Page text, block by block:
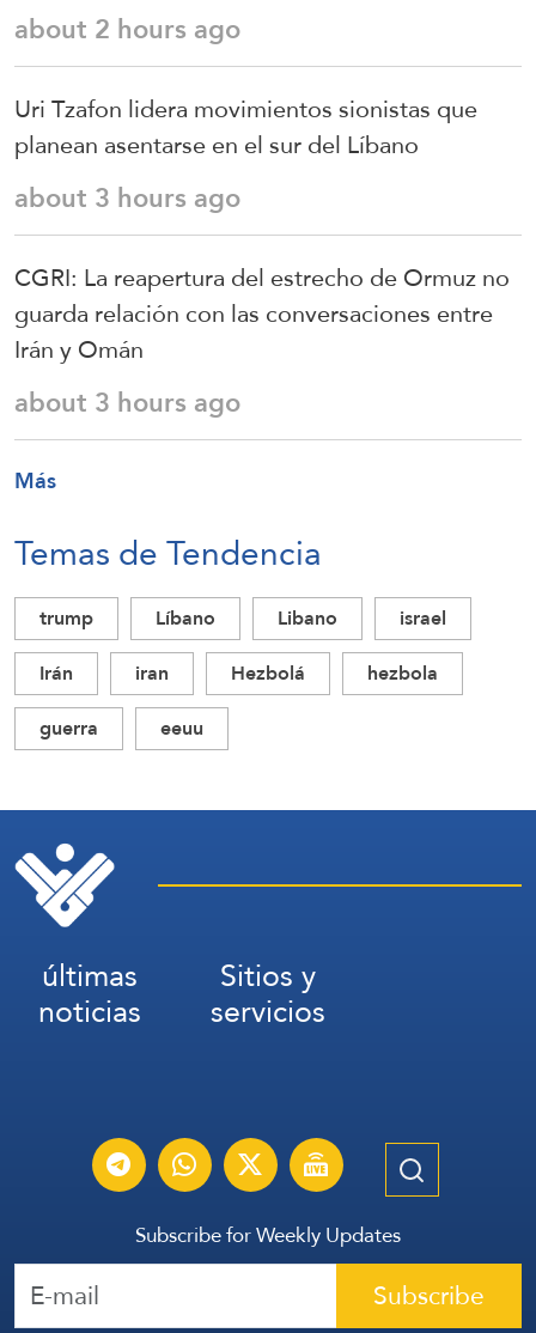
about 2 hours ago
Uri Tzafon lidera movimientos sionistas que
planean asentarse en el sur del Líbano
about 3 hours ago
CGRI: La reapertura del estrecho de Ormuz no
guarda relación con las conversaciones entre
Irán y Omán
about 3 hours ago
Más
Temas de Tendencia
trump Líbano Libano
israel
Irán
iran Hezbolá
hezbola
guerra
eeuu
últimas
noticias
Sitios y
servicios
Subscribe for Weekly Updates
Subscribe